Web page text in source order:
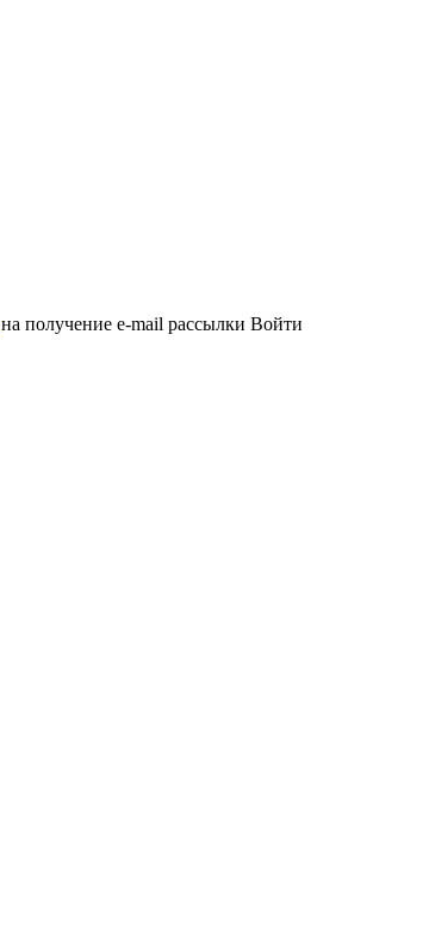
на получение e-mail рассылки Войти